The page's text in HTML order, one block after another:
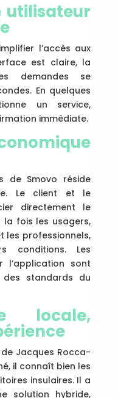
utilisateur
l’accès aux
est claire, la
demandes se
En quelques
un service,
immédiate.
de Smovo réside
Le client et le
directement le
la fois les usagers,
les professionnels,
conditions. Les
l’application sont
des standards du
locale,
de Jacques Rocca-
il connaît bien les
insulaires. Il a
solution hybride,